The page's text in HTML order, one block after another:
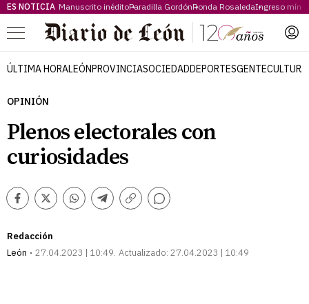
ES NOTICIA Manuscrito inéditoParadilla GordónRonda RosaledaIngreso
Menú
ÚLTIMA HORALEÓNPROVINCIASOCIEDADDEPORTESGENTECULTURA
OPINIÓN
Plenos electorales con
curiosidades
Facebook
TwitterWhatsappTelegram
Copiar
Comentarios
Redacción
León
27.04.2023 | 10:49 Actualizado: 27.04.2023 | 10:49